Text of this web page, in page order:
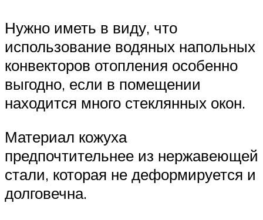
Нужно иметь в виду, что
использование водяных напольных
конвекторов отопления особенно
выгодно, если в помещении
находится много стеклянных окон.
Материал кожуха
предпочтительнее из нержавеющей
стали, которая не деформируется и
долговечна.